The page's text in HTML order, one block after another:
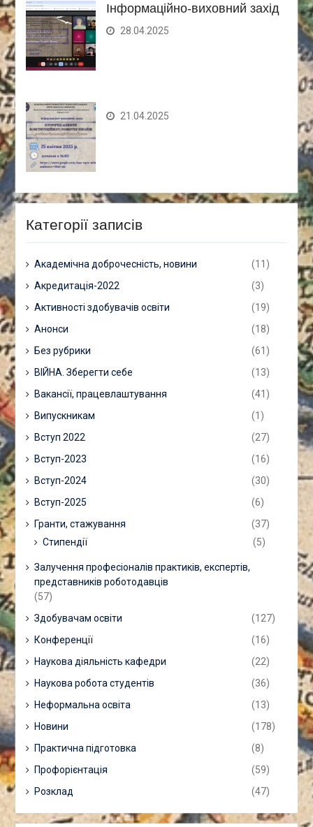
Інформаційно-виховний захід
28.04.2025
21.04.2025
Категорії записів
Академічна доброчесність, новини
(11)
Акредитація-2022
(3)
Активності здобувачів освіти
(19)
Анонси
(18)
Без рубрики
(61)
ВІЙНА. Зберегти себе
(13)
Вакансії, працевлаштування
(41)
Випускникам
(1)
Вступ 2022
(27)
Вступ-2023
(16)
Вступ-2024
(30)
Вступ-2025
(6)
Гранти, стажування
(37)
Стипендії
(5)
Залучення професіоналів практиків, експертів,
представників роботодавців
(57)
Здобувачам освіти
(127)
Конференції
(16)
Наукова діяльність кафедри
(22)
Наукова робота студентів
(36)
Неформальна освіта
(13)
Новини
(178)
Практична підготовка
(8)
Профорієнтація
(59)
Розклад
(47)